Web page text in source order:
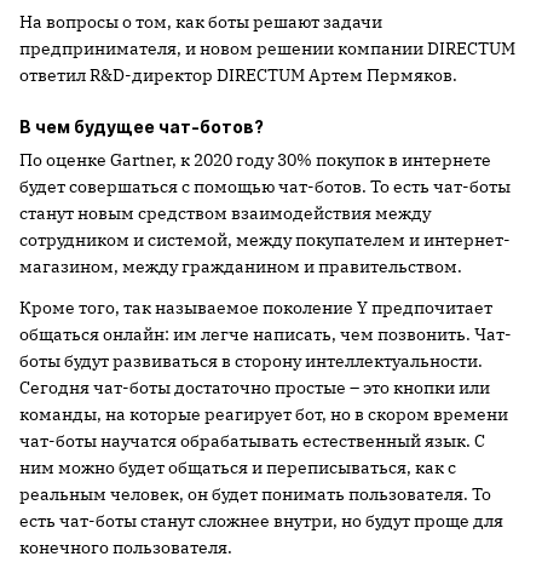
На вопросы о том, как боты решают задачи
предпринимателя, и новом решении компании DIRECTUM
ответил R&D-директор DIRECTUM Артем Пермяков.
В чем будущее чат-ботов?
По оценке Gartner, к 2020 году 30% покупок в интернете
будет совершаться с помощью чат-ботов. То есть чат-боты
станут новым средством взаимодействия между
сотрудником и системой, между покупателем и интернет-
магазином, между гражданином и правительством.
Кроме того, так называемое поколение Y предпочитает
общаться онлайн: им легче написать, чем позвонить. Чат-
боты будут развиваться в сторону интеллектуальности.
Сегодня чат-боты достаточно простые – это кнопки или
команды, на которые реагирует бот, но в скором времени
чат-боты научатся обрабатывать естественный язык. С
ним можно будет общаться и переписываться, как с
реальным человек, он будет понимать пользователя. То
есть чат-боты станут сложнее внутри, но будут проще для
конечного пользователя.